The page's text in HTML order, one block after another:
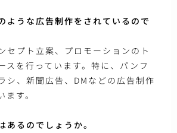
うな広告制作をされているので
セプト立案、プロモーションのト
スを行っています。特に、パンフ
シ、新聞広告、DMなどの広告制作
す。
るのでしょうか。